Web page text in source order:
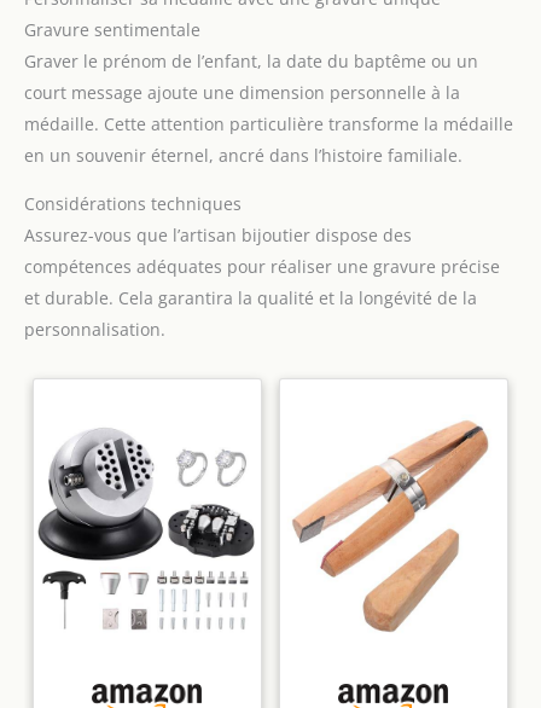
Gravure sentimentale
Graver le prénom de l’enfant, la date du baptême ou un
court message ajoute une dimension personnelle à la
médaille. Cette attention particulière transforme la médaille
en un souvenir éternel, ancré dans l’histoire familiale.
Considérations techniques
Assurez-vous que l’artisan bijoutier dispose des
compétences adéquates pour réaliser une gravure précise
et durable. Cela garantira la qualité et la longévité de la
personnalisation.